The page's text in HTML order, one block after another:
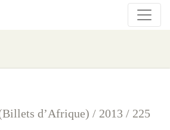
d’Afrique) / 2013 / 225